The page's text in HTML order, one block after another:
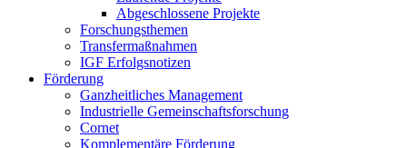
Abgeschlossene Projekte
Forschungsthemen
Transfermaßnahmen
IGF Erfolgsnotizen
Förderung
Ganzheitliches Management
Industrielle Gemeinschaftsforschung
Cornet
Komplementäre Förderung